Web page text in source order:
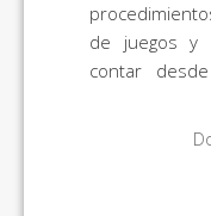
de juegos y
contar